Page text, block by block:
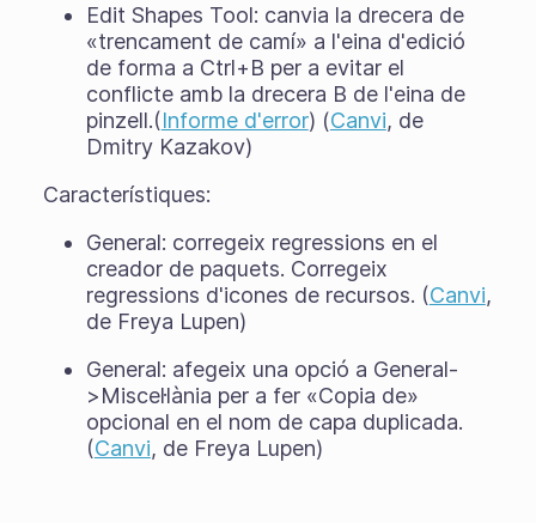
Edit Shapes Tool: canvia la drecera de
«trencament de camí» a l'eina d'edició
de forma a Ctrl+B per a evitar el
conflicte amb la drecera B de l'eina de
pinzell.(Informe d'error) (Canvi, de
Dmitry Kazakov)
Característiques:
General: corregeix regressions en el
creador de paquets. Corregeix
regressions d'icones de recursos. (Canvi,
de Freya Lupen)
General: afegeix una opció a General-
>Miscel·lània per a fer «Copia de»
opcional en el nom de capa duplicada.
(Canvi, de Freya Lupen)